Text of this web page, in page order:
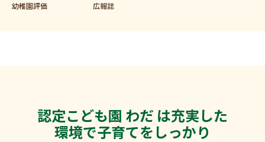
幼稚園評価
広報誌
認定こども園 わだ は充実した
環境で子育てをしっかり